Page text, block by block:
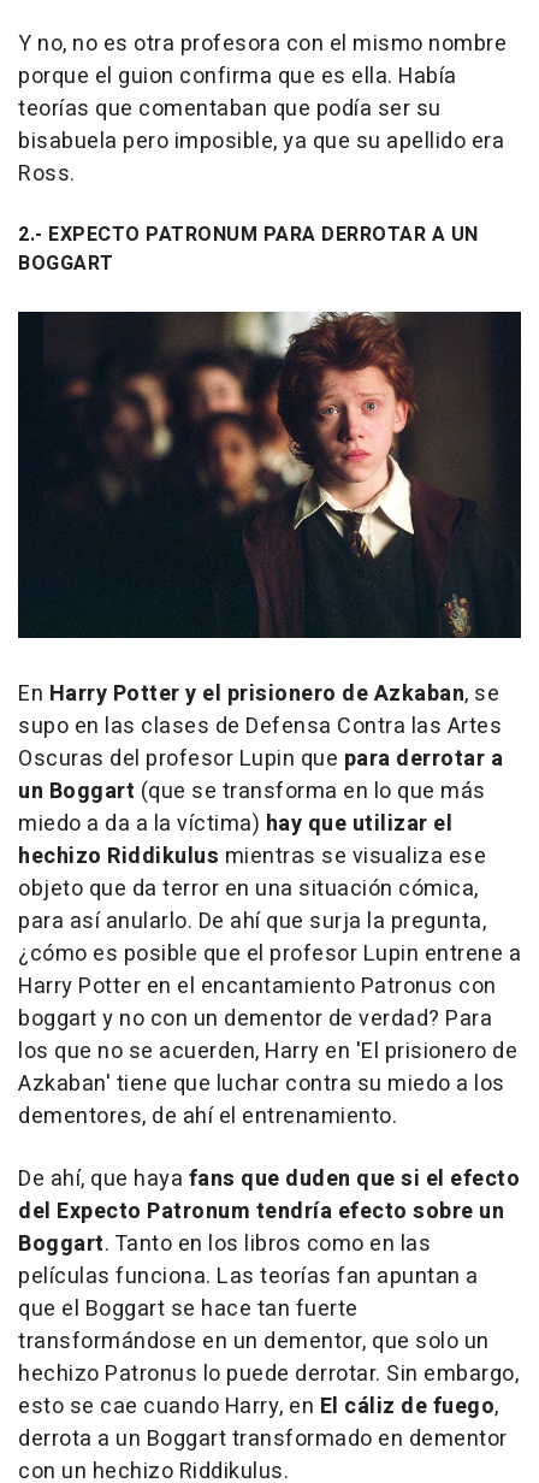
Y no, no es otra profesora con el mismo nombre
porque el guion confirma que es ella. Había
teorías que comentaban que podía ser su
bisabuela pero imposible, ya que su apellido era
Ross.
2.- EXPECTO PATRONUM PARA DERROTAR A UN
BOGGART
En Harry Potter y el prisionero de Azkaban, se
supo en las clases de Defensa Contra las Artes
Oscuras del profesor Lupin que para derrotar a
un Boggart (que se transforma en lo que más
miedo a da a la víctima) hay que utilizar el
hechizo Riddikulus mientras se visualiza ese
objeto que da terror en una situación cómica,
para así anularlo. De ahí que surja la pregunta,
¿cómo es posible que el profesor Lupin entrene a
Harry Potter en el encantamiento Patronus con
boggart y no con un dementor de verdad? Para
los que no se acuerden, Harry en 'El prisionero de
Azkaban' tiene que luchar contra su miedo a los
dementores, de ahí el entrenamiento.
De ahí, que haya fans que duden que si el efecto
del Expecto Patronum tendría efecto sobre un
Boggart. Tanto en los libros como en las
películas funciona. Las teorías fan apuntan a
que el Boggart se hace tan fuerte
transformándose en un dementor, que solo un
hechizo Patronus lo puede derrotar. Sin embargo,
esto se cae cuando Harry, en El cáliz de fuego,
derrota a un Boggart transformado en dementor
con un hechizo Riddikulus.